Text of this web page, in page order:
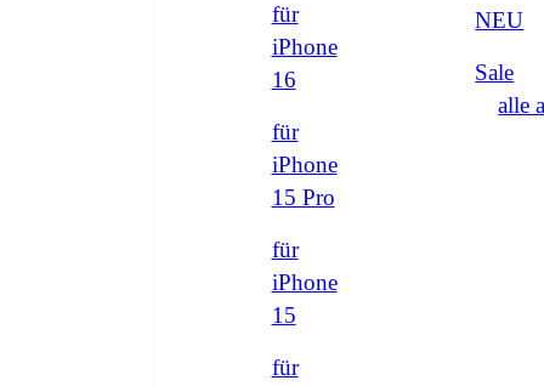
für
iPhone
16
für
iPhone
15 Pro
für
iPhone
15
für
NEU
Sale
alle